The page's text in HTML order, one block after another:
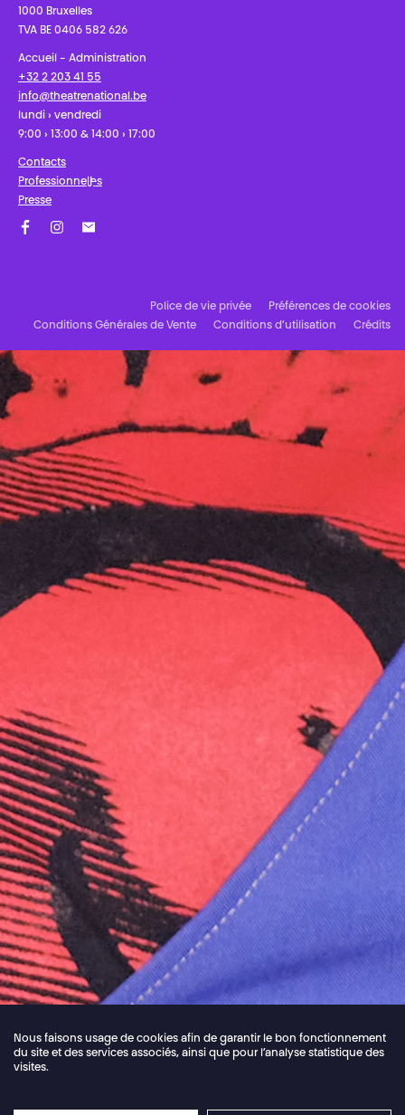
1000 Bruxelles
TVA BE 0406 582 626
Accueil - Administration
+32 2 203 41 55
info@theatrenational.be
lundi › vendredi
9:00 › 13:00 & 14:00 › 17:00
Contacts
Professionnel·les
Presse
Police de vie privée
Préférences de cookies
Conditions Générales de Vente
Conditions d’utilisation Crédits
Nous faisons usage de cookies afin de garantir le bon fonctionnement
du site et des services associés, ainsi que pour l’analyse statistique des
visites.